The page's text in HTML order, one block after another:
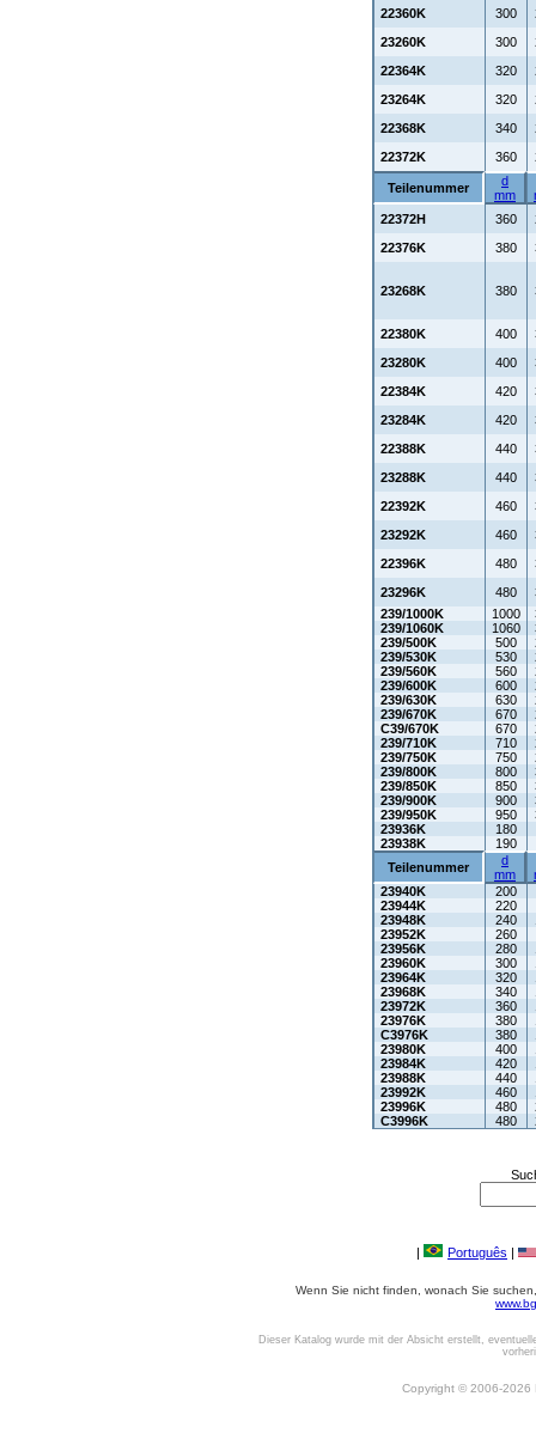
22360K
300
23260K
300
22364K
320
23264K
320
22368K
340
22372K
360
Teilenummer
d
mm
22372H
360
22376K
380
23268K 380
22380K 400
23280K
400
22384K
420
23284K
420
22388K
440
23288K
440
22392K
460
23292K
460
22396K
480
23296K
480
239/1000K
1000
239/1060K
1060
239/500K
500
239/530K
530
239/560K
560
239/600K
600
239/630K
630
239/670K
670
C39/670K
670
239/710K
710
239/750K
750
239/800K
800
239/850K
850
239/900K
900
239/950K
950
23936K
180
23938K
190
Teilenummer
d
mm
23940K
200
23944K
220
23948K
240
23952K
260
23956K
280
23960K
300
23964K
320
23968K
340
23972K
360
23976K
380
C3976K
380
23980K
400
23984K
420
23988K
440
23992K
460
23996K
480
C3996K
480
| Português |
Wenn Sie nicht finden, wonach Sie
Dieser Katalog wurde mit der Absicht erstellt,
Copyright © 2006-2026